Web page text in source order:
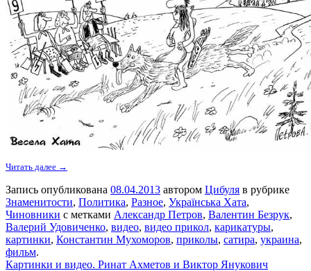
Читать далее →
Запись опубликована 08.04.2013 автором Цибуля в рубрике
Знаменитости, Политика, Разное, Українська Хата,
Чиновники с метками Александр Петров, Валентин Безрук,
Валерий Удовиченко, видео, видео прикол, карикатуры,
картинки, Константин Мухоморов, приколы, сатира, украина,
фильм.
Картинки и видео. Ринат Ахметов и Виктор Янукович